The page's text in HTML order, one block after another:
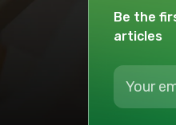
Be the
articles